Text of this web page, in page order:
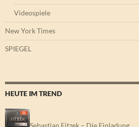
Videospiele
New York Times
SPIEGEL
HEUTE IM TREND
Sebastian Fitzek – Die Einladung